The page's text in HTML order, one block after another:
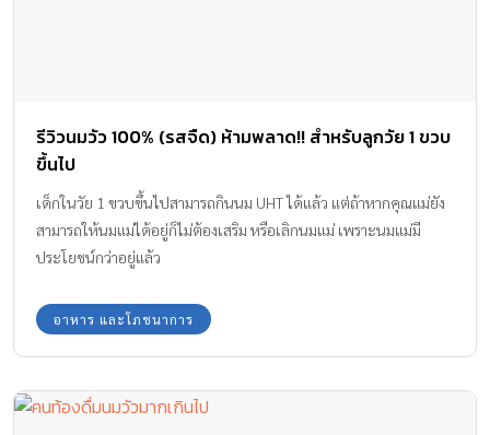
รีวิวนมวัว 100% (รสจืด) ห้ามพลาด!! สำหรับลูกวัย 1 ขวบ
ขึ้นไป
เด็กในวัย 1 ขวบขึ้นไปสามารถกินนม UHT ได้แล้ว แต่ถ้าหากคุณแม่ยัง
สามารถให้นมแม่ได้อยู่ก็ไม่ต้องเสริม หรือเลิกนมแม่ เพราะนมแม่มี
ประโยชน์กว่าอยู่แล้ว
อาหาร และโภชนาการ